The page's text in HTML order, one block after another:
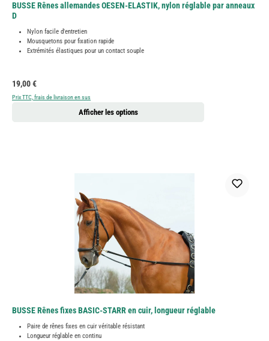
BUSSE Rênes allemandes OESEN-ELASTIK, nylon réglable par anneaux
D
Nylon facile d'entretien
Mousquetons pour fixation rapide
Extrémités élastiques pour un contact souple
Prix régulier :
19,00 €
Prix TTC, frais de livraison en sus
Afficher les options
BUSSE Rênes fixes BASIC-STARR en cuir, longueur réglable
Paire de rênes fixes en cuir véritable résistant
Longueur réglable en continu